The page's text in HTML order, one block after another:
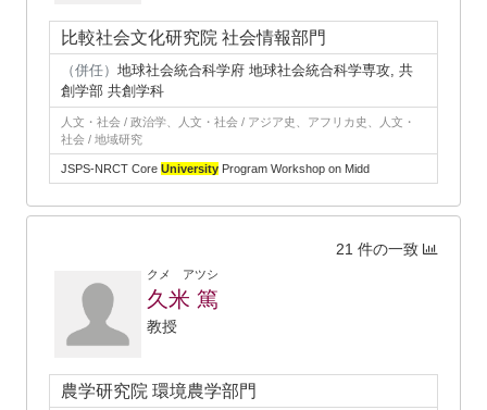
比較社会文化研究院 社会情報部門
（併任） 地球社会統合科学府 地球社会統合科学専攻, 共
創学部 共創学科
人文・社会 / 政治学、人文・社会 / アジア史、アフリカ史、人文・
社会 / 地域研究
JSPS-NRCT Core University Program Workshop on Midd
21 件の一致
クメ アツシ
久米 篤
教授
農学研究院 環境農学部門